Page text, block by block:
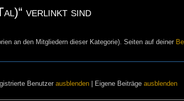
verlinkt sind
an den Mitgliedern dieser Kategorie). Seiten auf deiner
Benutzerausblenden | Eigene Beiträgeausblenden